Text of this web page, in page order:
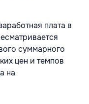
плата в
суммарного
цен и темпов
на